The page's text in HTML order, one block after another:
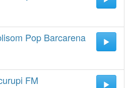
Pop Barcarena
FM